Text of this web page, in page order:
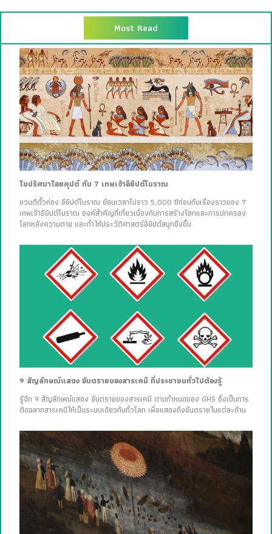
Most Read
ไขปริศนาไอยคุปต์ กับ 7 เทพเจ้าอียิปต์โบราณ
ชวนตีตั๋วท่อง อียิปต์โบราณ ย้อนเวลาไปราว 5,000 ปีก่อนกับเรื่องราวของ 7
เทพเจ้าอียิปต์โบราณ องค์สำคัญที่เกี่ยวเนื่องกับการสร้างโลกและการปกครอง
โลกหลังความตาย และทำให้ประวัติศาสตร์อียิปต์สนุกยิ่งขึ้น
9 สัญลักษณ์แสดง อันตรายของสารเคมี ที่ประชาชนทั่วไปต้องรู้
รู้จัก 9 สัญลักษณ์แสดง อันตรายของสารเคมี ตามกำหนดของ GHS ซึ่งเป็นการ
ติดฉลากสารเคมีให้เป็นระบบเดียวกันทั่วโลก เพื่อแสดงถึงอันตรายในแต่ละด้าน